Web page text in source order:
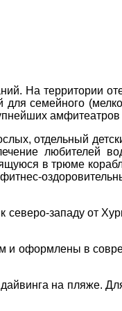
0800 33
Пн. -
Сб
На территории
семейного
отдельный
любителей
в трюме
западу от
и оформлены в
на пляже.